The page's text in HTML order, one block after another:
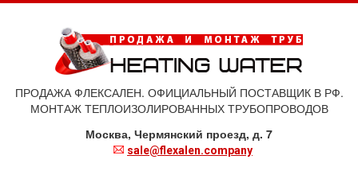
ПРОДАЖА ФЛЕКСАЛЕН. ОФИЦИАЛЬНЫЙ ПОСТАВЩИК В РФ.
МОНТАЖ ТЕПЛОИЗОЛИРОВАННЫХ ТРУБОПРОВОДОВ
Москва, Чермянский проезд, д. 7
sale@flexalen.company